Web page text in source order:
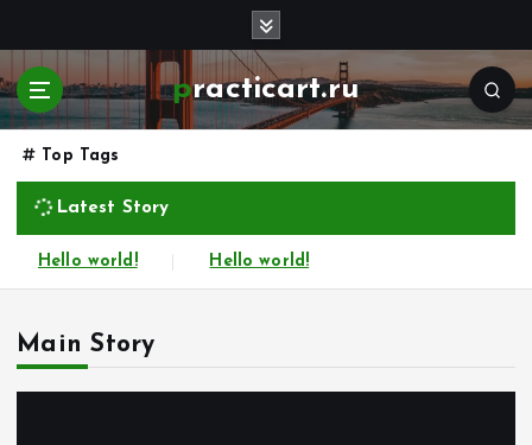
е
й
д
practicart.ru
Top Tags
Latest Story
Hello world! Hello world!
Main Story